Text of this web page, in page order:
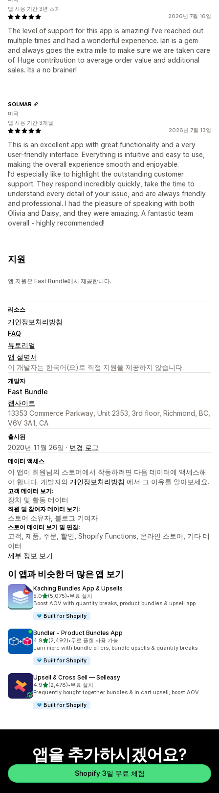
2026년 7월 16일
The level of support for this app is amazing! I've reached out
multiple times and had a wonderful experience. Ian is a gem
and always goes the extra mile to make sure we are taken care
of. Huge contribution to average order value and additional
sales. Its a no brainer!
앱 사용 기간 3년 초과
2026년 7월 13일
This is an excellent app with great functionality and a very
user-friendly interface. Everything is intuitive and easy to use,
making the overall experience smooth and enjoyable.
I’d especially like to highlight the outstanding customer
support. They respond incredibly quickly, take the time to
understand every detail of your issue, and are always friendly
and professional. I had the pleasure of speaking with both
Olivia and Daisy, and they were amazing. A fantastic team
overall - highly recommended!
SOLMAR
미국
앱 사용 기간 3개월
지원
앱 지원은 Fast Bundle에서 제공합니다.
리소스
개인정보처리방침
FAQ
튜토리얼
앱 설명서
이 개발자는 한국어(으)로 직접 지원을 제공하지 않습니다.
개발자
Fast Bundle
웹사이트
13353 Commerce Parkway, Unit 2353, 3rd floor, Richmond, BC,
V6V 3A1, CA
출시됨
2020년 11월 26일 · 변경 로그
데이터 액세스
이 앱이 회원님의 스토어에서 작동하려면 다음 데이터에 액세스해
야 합니다. 개발자의 개인정보처리방침 에서 그 이유를 알아보세요.
고객 데이터 보기:
장치 및 활동 데이터
직원 및 참여자 데이터 보기:
스토어 소유자, 블로그 기여자
스토어 데이터 보기 및 편집:
고객, 제품, 주문, 할인, Shopify Functions, 온라인 스토어, 기타 데
이터
세부 정보 보기
이 앱과 비슷한 더 많은 앱 보기
Kaching Bundles App & Upsells
5.0별 5개 중
(5,075)
총 리뷰 5075개
•무료 설치
Boost AOV with quantity breaks, product bundles & upsell app
Built for Shopify
Bundler ‑ Product Bundles App
4.9별 5개 중
(2,492)
총 리뷰 2492개
•무료 플랜 사용 가능
Earn more with bundle offers, bundle upsells & quantity breaks
Built for Shopify
Upsell & Cross Sell — Selleasy
4.9별 5개 중
(2,478)
총 리뷰 2478개
•무료 설치
Frequently bought together bundles & in cart upsell, boost AOV
Built for Shopify
앱을 추가하시겠어요?
Shopify 3일 무료 체험